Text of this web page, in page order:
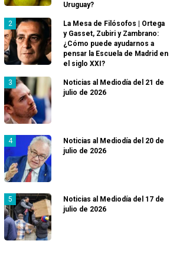
Uruguay?
La Mesa de Filósofos | Ortega
y Gasset, Zubiri y Zambrano:
¿Cómo puede ayudarnos a
pensar la Escuela de Madrid en
el siglo XXI?
Noticias al Mediodía del 21 de
julio de 2026
Noticias al Mediodía del 20 de
julio de 2026
Noticias al Mediodía del 17 de
julio de 2026